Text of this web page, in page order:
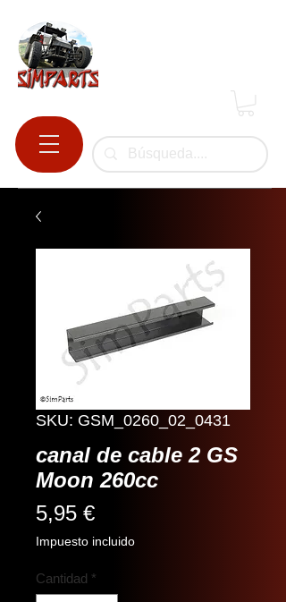
SKU: GSM_0260_02_0431
canal de cable 2 GS
Moon 260cc
5,95 €Precio
Impuesto incluido
Cantidad *